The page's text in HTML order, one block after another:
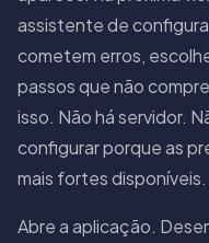
assistente de
cometem erros,
passos que não
isso. Não há servidor.
configurar porque as
mais fortes disponíveis.
Abre a aplicação.